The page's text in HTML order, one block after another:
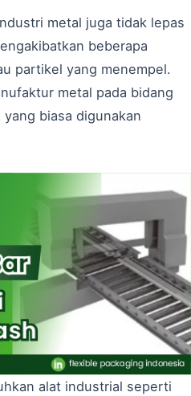
metal juga tidak lepas
beberapa
partikel yang menempel.
metal pada bidang
biasa digunakan
alat industrial seperti